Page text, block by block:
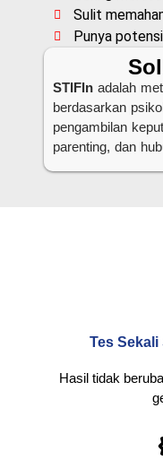
Sulit
Punya
STIFIn adalah
berdasarkan
pengambilan
parenting, dan
Tes
Hasil tidak